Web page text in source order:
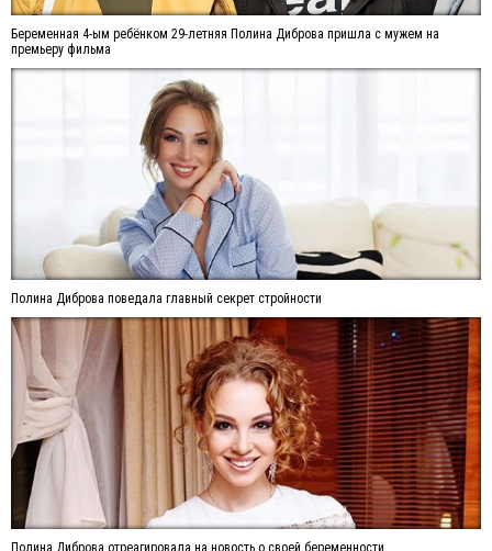
Беременная 4-ым ребёнком 29-летняя Полина Диброва пришла с мужем на
премьеру фильма
Полина Диброва поведала главный секрет стройности
Полина Диброва отреагировала на новость о своей беременности